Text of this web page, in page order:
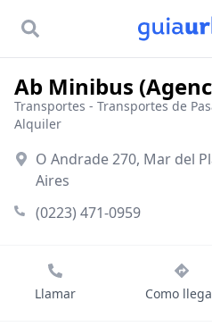
Ab Minibus
Transportes - Transportes de
Alquiler
O Andrade 270, Mar del
Aires
(0223) 471-0959
Llamar Como